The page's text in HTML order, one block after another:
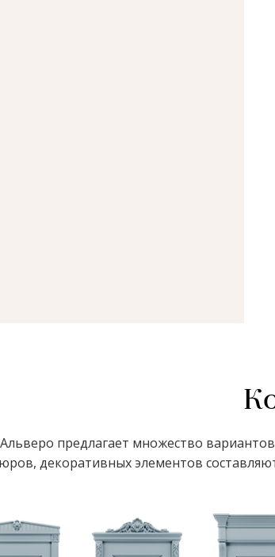
предлагает множество
декоративных элементов